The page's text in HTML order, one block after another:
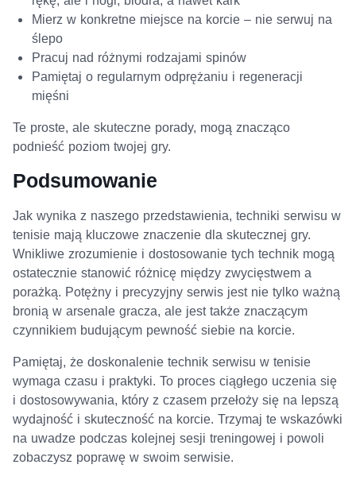
Mierz w konkretne miejsce na korcie – nie serwuj na
ślepo
Pracuj nad różnymi rodzajami spinów
Pamiętaj o regularnym odprężaniu i regeneracji
mięśni
Te proste, ale skuteczne porady, mogą znacząco
podnieść poziom twojej gry.
Podsumowanie
Jak wynika z naszego przedstawienia, techniki serwisu w
tenisie mają kluczowe znaczenie dla skutecznej gry.
Wnikliwe zrozumienie i dostosowanie tych technik mogą
ostatecznie stanowić różnicę między zwycięstwem a
porażką. Potężny i precyzyjny serwis jest nie tylko ważną
bronią w arsenale gracza, ale jest także znaczącym
czynnikiem budującym pewność siebie na korcie.
Pamiętaj, że doskonalenie technik serwisu w tenisie
wymaga czasu i praktyki. To proces ciągłego uczenia się
i dostosowywania, który z czasem przełoży się na lepszą
wydajność i skuteczność na korcie. Trzymaj te wskazówki
na uwadze podczas kolejnej sesji treningowej i powoli
zobaczysz poprawę w swoim serwisie.